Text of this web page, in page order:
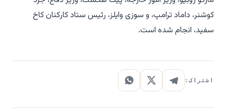
کوشنر، داماد ترامپ، و سوزی وایلز، رئیس ستاد کارکنان کاخ
سفید، انجام شده است.
اشتراک: